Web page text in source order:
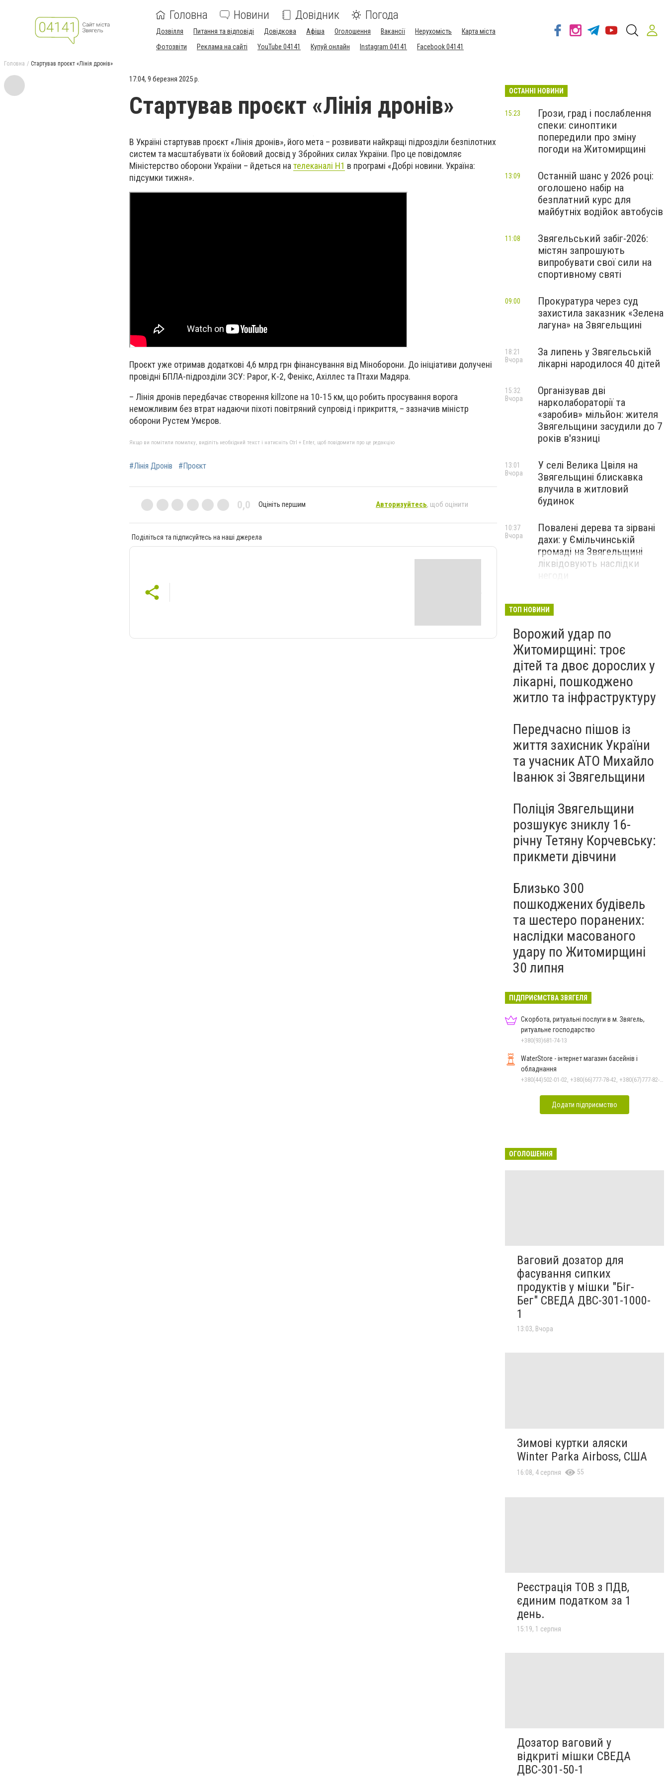
Головна Новини Довідник Погода
Дозвілля Питання та відповіді Довідкова Афіша Оголошення Вакансії Нерухомість
Карта міста
Фотозвіти
Реклама на сайті YouTube 04141 Купуй онлайн Instagram 04141 Facebook 04141
Головна Стартував проєкт «Лінія дронів»
17:04, 9 березня 2025 р.
Стартував проєкт «Лінія дронів»
В Україні стартував проєкт «Лінія дронів», його мета – розвивати найкращі підрозділи безпілотних
систем та масштабувати їх бойовий досвід у Збройних силах України. Про це повідомляє
Міністерство оборони України – йдеться на телеканалі Н1 в програмі «Добрі новини. Україна:
підсумки тижня».
Проєкт уже отримав додаткові 4,6 млрд грн фінансування від Міноборони. До ініціативи долучені
провідні БПЛА-підрозділи ЗСУ: Рарог, К-2, Фенікс, Ахіллес та Птахи Мадяра.
– Лінія дронів передбачає створення killzone на 10-15 км, що робить просування ворога
неможливим без втрат надаючи піхоті повітряний супровід і прикриття, – зазначив міністр
оборони Рустем Умєров.
Якщо ви помітили помилку, виділіть необхідний текст і натисніть Ctrl + Enter, щоб повідомити про це редакцію
#Лінія Дронів #Проєкт
0,0 Оцініть першим Авторизуйтесь, щоб оцінити
Поділіться та підписуйтесь на наші джерела
ОСТАННІ НОВИНИ
Грози, град і послаблення
спеки: синоптики
попередили про зміну
погоди на Житомирщині
15:23
Останній шанс у 2026 році:
оголошено набір на
безплатний курс для
майбутніх водійок автобусів
13:09
Звягельський забіг-2026:
містян запрошують
випробувати свої сили на
спортивному святі
11:08
Прокуратура через суд
захистила заказник «Зелена
лагуна» на Звягельщині
09:00
За липень у Звягельській
лікарні народилося 40 дітей
18:21
Вчора
Організував дві
нарколабораторії та
«заробив» мільйон: жителя
Звягельщини засудили до 7
років в'язниці
15:32
Вчора
У селі Велика Цвіля на
Звягельщині блискавка
влучила в житловий
будинок
13:01
Вчора
Повалені дерева та зірвані
дахи: у Ємільчинській
громаді на Звягельщині
ліквідовують наслідки
10:37
Вчора
ТОП НОВИНИ
Ворожий удар по
Житомирщині: троє
дітей та двоє дорослих у
лікарні, пошкоджено
житло та інфраструктуру
Передчасно пішов із
життя захисник України
та учасник АТО Михайло
Іванюк зі Звягельщини
Поліція Звягельщини
розшукує зниклу 16-
річну Тетяну Корчевську:
прикмети дівчини
Близько 300
пошкоджених будівель
та шестеро поранених:
наслідки масованого
удару по Житомирщині
30 липня
ПІДПРИЄМСТВА ЗВЯГЕЛЯ
Скорбота, ритуальні послуги в м. Звягель,
ритуальне господарство
+380(93)681-74-13
WaterStore - інтернет магазин басейнів і
обладнання
+380(44)502-01-02, +380(66)777-78-42, +380(67)777-82-19, +380(67)890-80-80, +380(73)890-80-80, +380(44)502-01-03
Додати підприємство
ОГОЛОШЕННЯ
Ваговий дозатор для
фасування сипких
продуктів у мішки "Біг-
Бег" СВЕДА ДВС-301-1000-
1
13:03, Вчора
Зимові куртки аляски
Winter Parka Airboss, США
16:08, 4 серпня 55
Реєстрація ТОВ з ПДВ,
єдиним податком за 1
день.
15:19, 1 серпня
Дозатор ваговий у
відкриті мішки СВЕДА
ДВС-301-50-1